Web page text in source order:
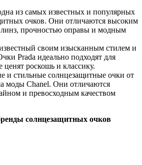
из самых известных и популярных
очков. Они отличаются высоким
линз, прочностью оправы и модным
своим изысканным стилем и
Prada идеально подходят для
роскошь и классику.
и стильные солнцезащитные очки от
моды Chanel. Они отличаются
и превосходным качеством
солнцезащитных очков